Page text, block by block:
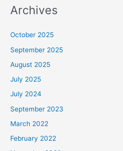
Archives
October 2025
September 2025
August 2025
July 2025
July 2024
September 2023
March 2022
February 2022